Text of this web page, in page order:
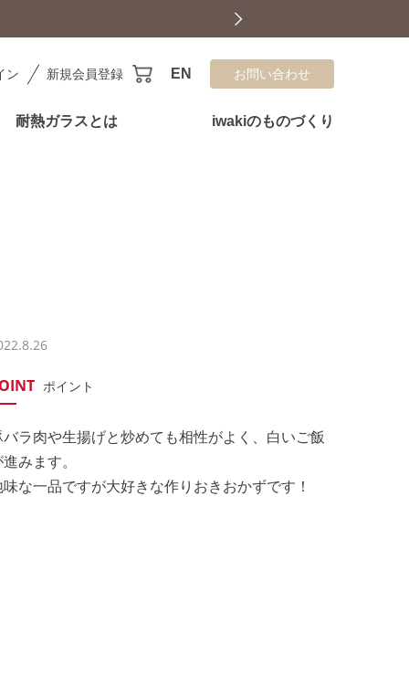
ン 新規会員登録 EN お問い合わせ
耐熱ガラスとは iwakiのものづくり
ポイント
バラ肉や生揚げと炒めても相性がよく、白いご飯
みます。
味な一品ですが大好きな作りおきおかずです！